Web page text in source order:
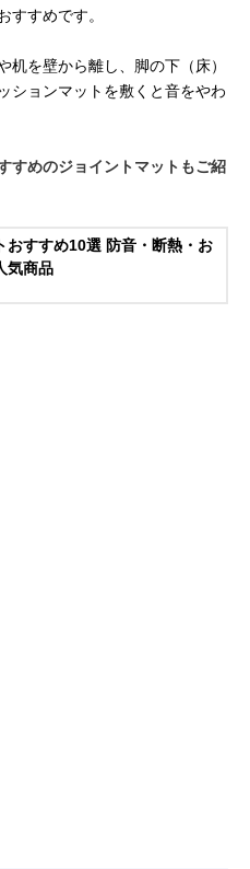
すすめです。
机を壁から離し、脚の下（床）
ションマットを敷くと音をやわ
すめのジョイントマットもご紹
おすすめ10選 防音・断熱・お
気商品